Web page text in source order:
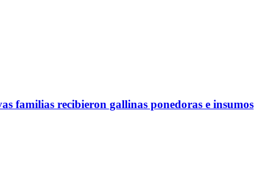
familias recibieron gallinas ponedoras e insumos